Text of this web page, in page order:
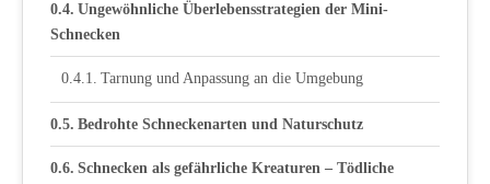
Ungewöhnliche Überlebensstrategien der Mini-
Schnecken
Tarnung und Anpassung an die Umgebung
Bedrohte Schneckenarten und Naturschutz
Schnecken als gefährliche Kreaturen – Tödliche